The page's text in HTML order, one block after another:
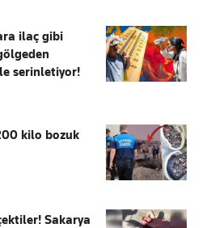
ilaç gibi
serinletiyor!
kilo bozuk
Sakarya